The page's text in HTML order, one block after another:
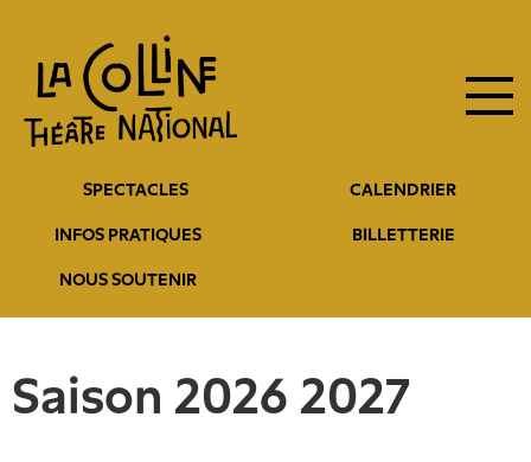
contenu
principal
entête
SPECTACLES CALENDRIER
INFOS PRATIQUES BILLETTERIE
NOUS SOUTENIR
principale
Saison 2026 2027